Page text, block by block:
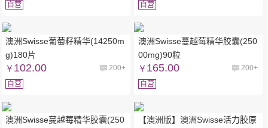
自营
自营
澳洲Swisse葡萄籽精华(14250m
g)180片
￥ 102.00
200+
自营
澳洲Swisse蔓越莓精华胶囊(250
00mg)90粒
￥ 165.00
200+
自营
澳洲Swisse蔓越莓精华胶囊(250
【澳洲版】澳洲Swisse活力胶原